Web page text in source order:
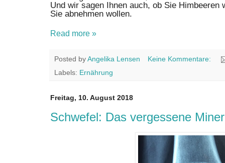
Und wir sagen Ihnen auch, ob Sie Himbeeren
Sie abnehmen wollen.
Read more »
Posted byAngelika Lensen
Keine Kommentare:
Labels: Ernährung
Freitag, 10. August 2018
Schwefel: Das vergessene